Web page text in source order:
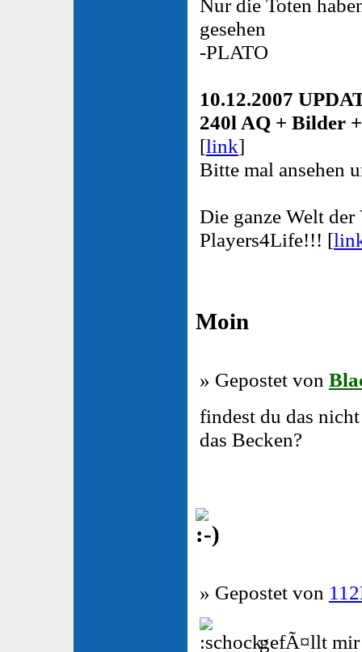
Nur die Toten
gesehen
-PLATO
10.12.2007
240l AQ + Bilder
[link]
Bitte mal ansehen
Die ganze Welt
Players4Life!!! [
Moin
» Gepostet von
findest du das
das Becken?
» Gepostet von
gefÃ¤llt mir